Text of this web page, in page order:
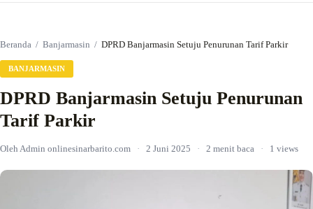
Beranda / Banjarmasin / DPRD Banjarmasin Setuju Penurunan Tarif Parkir
BANJARMASIN
DPRD Banjarmasin Setuju Penurunan
Tarif Parkir
Oleh Admin onlinesinarbarito.com · 2 Juni 2025 · 2 menit baca · 1 views